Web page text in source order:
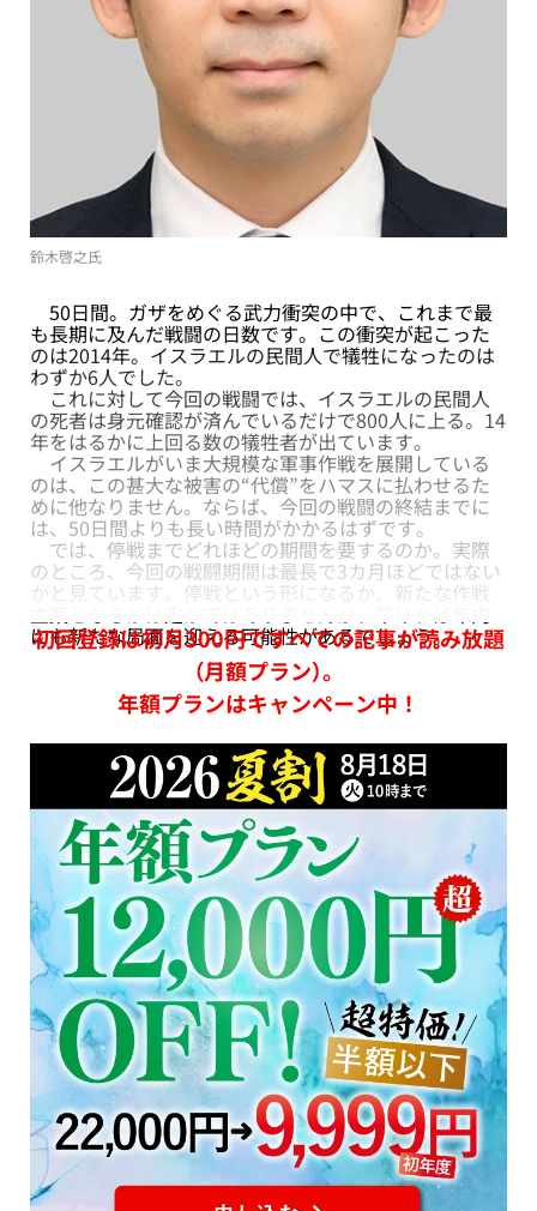
鈴木啓之氏
50日間。ガザをめぐる武力衝突の中で、これまで最
も長期に及んだ戦闘の日数です。この衝突が起こった
のは2014年。イスラエルの民間人で犠牲になったのは
わずか6人でした。
これに対して今回の戦闘では、イスラエルの民間人
の死者は身元確認が済んでいるだけで800人に上る。14
年をはるかに上回る数の犠牲者が出ています。
イスラエルがいま大規模な軍事作戦を展開している
のは、この甚大な被害の“代償”をハマスに払わせるた
めに他なりません。ならば、今回の戦闘の終結までに
は、50日間よりも長い時間がかかるはずです。
では、停戦までどれほどの期間を要するのか。実際
のところ、今回の戦闘期間は最長で3カ月ほどではない
かと見ています。停戦という形になるか、新たな作戦
にも新たな局面を迎える可能性があるでしょう。
初回登録は初月300円ですべての記事が読み放題
（月額プラン）。
年額プランはキャンペーン中！